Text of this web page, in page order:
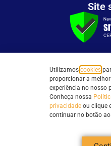
Site
Todos os direitos reservados -
CNPJ
Mathilde Hoffmann, 66 - Centro II,
Copyright ©
Utilizamos cookies
proporcionar a melhor
experiência no nosso
Conheça nossa
privacidade ou clique
continuar no botão